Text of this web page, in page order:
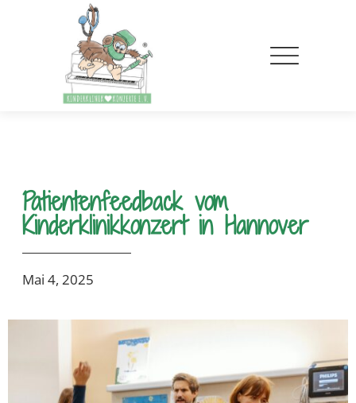
Patientenfeedback vom
Kinderklinikkonzert in Hannover
Mai 4, 2025